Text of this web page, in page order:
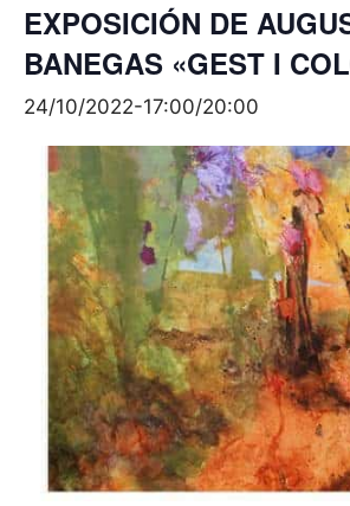
EXPOSICIÓN DE
BANEGAS «GEST I
24/10/2022-17:00/20:00